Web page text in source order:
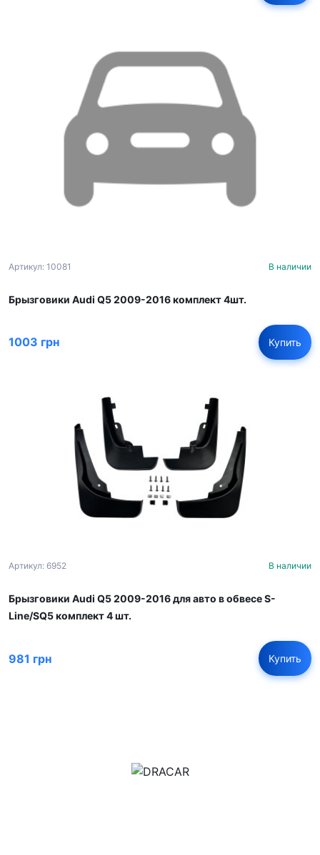
Артикул: 10081 В наличии
Брызговики Audi Q5 2009-2016 комплект 4шт.
1003 грн Купить
Артикул: 6952 В наличии
Брызговики Audi Q5 2009-2016 для авто в обвесе S-
Line/SQ5 комплект 4 шт.
981 грн Купить